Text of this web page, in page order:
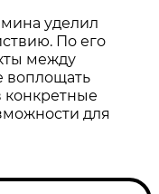
уделил
По его
между
воплощать
конкретные
для